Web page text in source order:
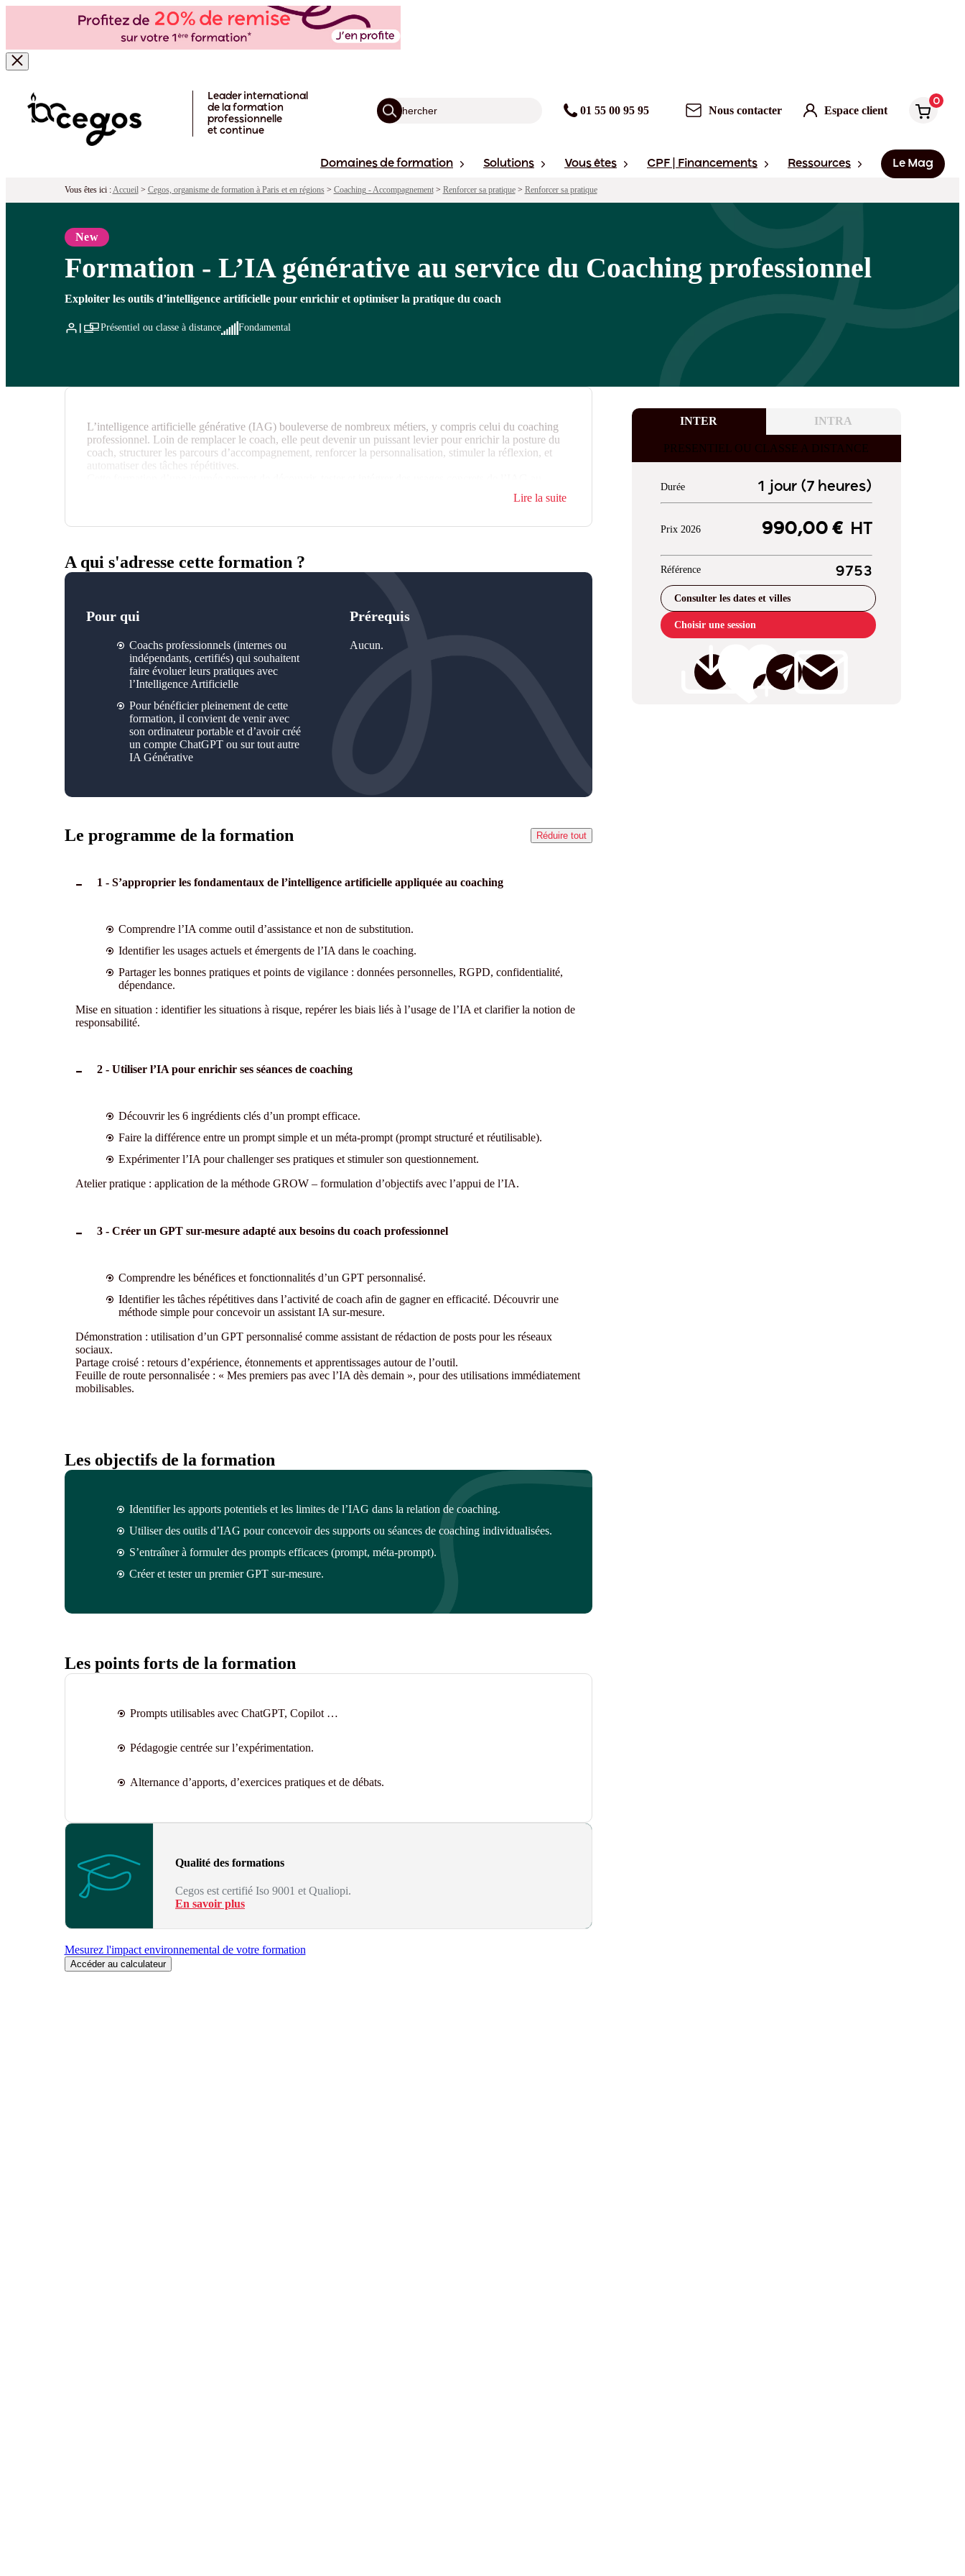
Leader international
de la formation
professionnelle
et continue
01 55 00 95 95 Nous contacter Espace client
0
Domaines de formation Solutions Vous êtes CPF | Financements Ressources Le Mag
Vous êtes ici :Accueil> Cegos, organisme de formation à Paris et en régions> Coaching - Accompagnement> Renforcer sa pratique> Renforcer sa pratique
New
Formation - L’IA générative au service du Coaching professionnel
Exploiter les outils d’intelligence artificielle pour enrichir et optimiser la pratique du coach
Présentiel ou classe à distance Fondamental
INTER INTRA
PRESENTIEL OU CLASSE A DISTANCE
Durée 1 jour (7 heures)
Prix 2026 990,00 €HT
Référence 9753
Consulter les dates et villes
Choisir une session
L’intelligence artificielle générative (IAG) bouleverse de nombreux métiers, y compris celui du coaching
professionnel. Loin de remplacer le coach, elle peut devenir un puissant levier pour enrichir la posture du
coach, structurer les parcours d’accompagnement, renforcer la personnalisation, stimuler la réflexion, et
automatiser des tâches répétitives.
Lire la suite
A qui s'adresse cette formation ?
Pour qui
Coachs professionnels (internes ou
indépendants, certifiés) qui souhaitent
faire évoluer leurs pratiques avec
l’Intelligence Artificielle
Pour bénéficier pleinement de cette
formation, il convient de venir avec
son ordinateur portable et d’avoir créé
un compte ChatGPT ou sur tout autre
IA Générative
Prérequis
Aucun.
Le programme de la formation Réduire tout
1 - S’approprier les fondamentaux de l’intelligence artificielle appliquée au coaching
Comprendre l’IA comme outil d’assistance et non de substitution.
Identifier les usages actuels et émergents de l’IA dans le coaching.
Partager les bonnes pratiques et points de vigilance : données personnelles, RGPD, confidentialité,
dépendance.
Mise en situation : identifier les situations à risque, repérer les biais liés à l’usage de l’IA et clarifier la notion de
responsabilité.
2 - Utiliser l’IA pour enrichir ses séances de coaching
Découvrir les 6 ingrédients clés d’un prompt efficace.
Faire la différence entre un prompt simple et un méta-prompt (prompt structuré et réutilisable).
Expérimenter l’IA pour challenger ses pratiques et stimuler son questionnement.
Atelier pratique : application de la méthode GROW – formulation d’objectifs avec l’appui de l’IA.
3 - Créer un GPT sur-mesure adapté aux besoins du coach professionnel
Comprendre les bénéfices et fonctionnalités d’un GPT personnalisé.
Identifier les tâches répétitives dans l’activité de coach afin de gagner en efficacité. Découvrir une
méthode simple pour concevoir un assistant IA sur-mesure.
Démonstration : utilisation d’un GPT personnalisé comme assistant de rédaction de posts pour les réseaux
sociaux.
Partage croisé : retours d’expérience, étonnements et apprentissages autour de l’outil.
Feuille de route personnalisée : « Mes premiers pas avec l’IA dès demain », pour des utilisations immédiatement
mobilisables.
Les objectifs de la formation
Identifier les apports potentiels et les limites de l’IAG dans la relation de coaching.
Utiliser des outils d’IAG pour concevoir des supports ou séances de coaching individualisées.
S’entraîner à formuler des prompts efficaces (prompt, méta-prompt).
Créer et tester un premier GPT sur-mesure.
Les points forts de la formation
Prompts utilisables avec ChatGPT, Copilot …
Pédagogie centrée sur l’expérimentation.
Alternance d’apports, d’exercices pratiques et de débats.
Qualité des formations
Cegos est certifié Iso 9001 et Qualiopi.
En savoir plus
Mesurez l'impact environnemental de votre formation
Accéder au calculateur
Formation - L’IA générative au service du Coaching professionnel
Pour qui ? Programme Objectifs Points forts Sessions